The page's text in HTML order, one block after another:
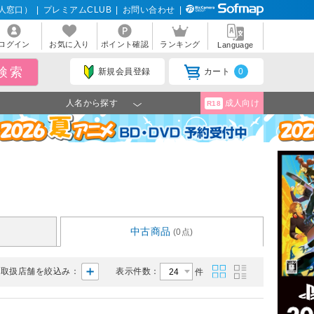
窓口） プレミアムCLUB お問い合わせ
グイン お気に入り ポイント確認 ランキング Language
新規会員登録 カート 0
人名から探す R18 成人向け
中古商品 (0点)
表示件数： 件
取扱店舗を絞込み：